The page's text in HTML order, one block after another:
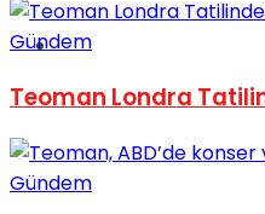
Podcast
Gündem
Teoman Londra
Gündem